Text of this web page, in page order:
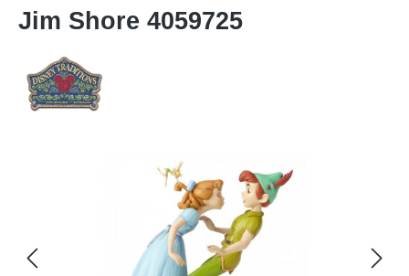
Jim Shore 4059725
Bildergalerie überspringen